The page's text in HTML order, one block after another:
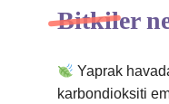
Bitkiler
Yaprak
karbondioksiti